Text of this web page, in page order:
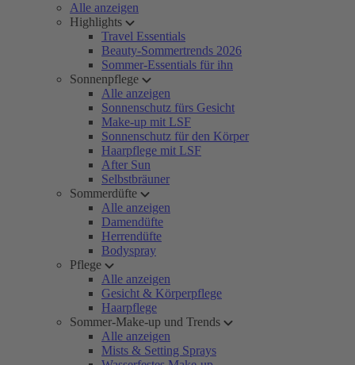
Alle anzeigen
Highlights
Travel Essentials
Beauty-Sommertrends 2026
Sommer-Essentials für ihn
Sonnenpflege
Alle anzeigen
Sonnenschutz fürs Gesicht
Make-up mit LSF
Sonnenschutz für den Körper
Haarpflege mit LSF
After Sun
Selbstbräuner
Sommerdüfte
Alle anzeigen
Damendüfte
Herrendüfte
Bodyspray
Pflege
Alle anzeigen
Gesicht & Körperpflege
Haarpflege
Sommer-Make-up und Trends
Alle anzeigen
Mists & Setting Sprays